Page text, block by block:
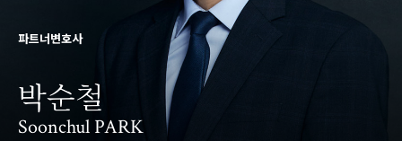
파트너변호사
박순철
Soonchul PARK